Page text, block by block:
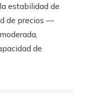
estabilidad de
de precios —
de